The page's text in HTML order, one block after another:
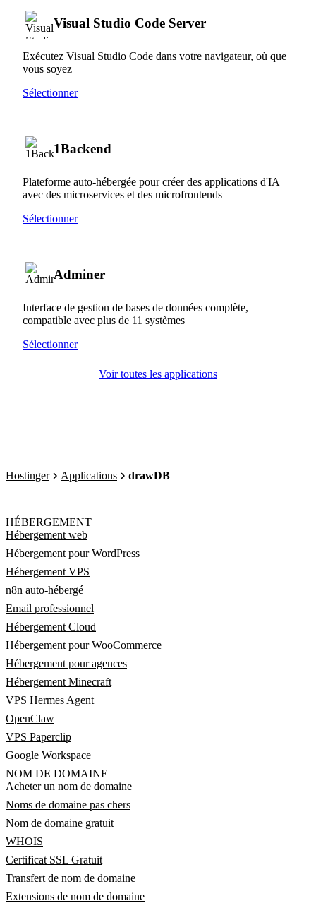
Visual Studio Code Server
Exécutez Visual Studio Code dans votre navigateur, où que
vous soyez
Sélectionner
1Backend
Plateforme auto-hébergée pour créer des applications d'IA
avec des microservices et des microfrontends
Sélectionner
Adminer
Interface de gestion de bases de données complète,
compatible avec plus de 11 systèmes
Sélectionner
Voir toutes les applications
Hostinger Applications drawDB
HÉBERGEMENT
Hébergement web
Hébergement pour WordPress
Hébergement VPS
n8n auto-hébergé
Email professionnel
Hébergement Cloud
Hébergement pour WooCommerce
Hébergement pour agences
Hébergement Minecraft
VPS Hermes Agent
OpenClaw
VPS Paperclip
Google Workspace
NOM DE DOMAINE
Acheter un nom de domaine
Noms de domaine pas chers
Nom de domaine gratuit
WHOIS
Certificat SSL Gratuit
Transfert de nom de domaine
Extensions de nom de domaine